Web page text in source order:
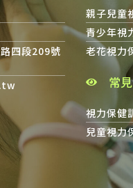
四段209號
親子兒童
青少年視
老花視力
常
視力保健
兒童視力